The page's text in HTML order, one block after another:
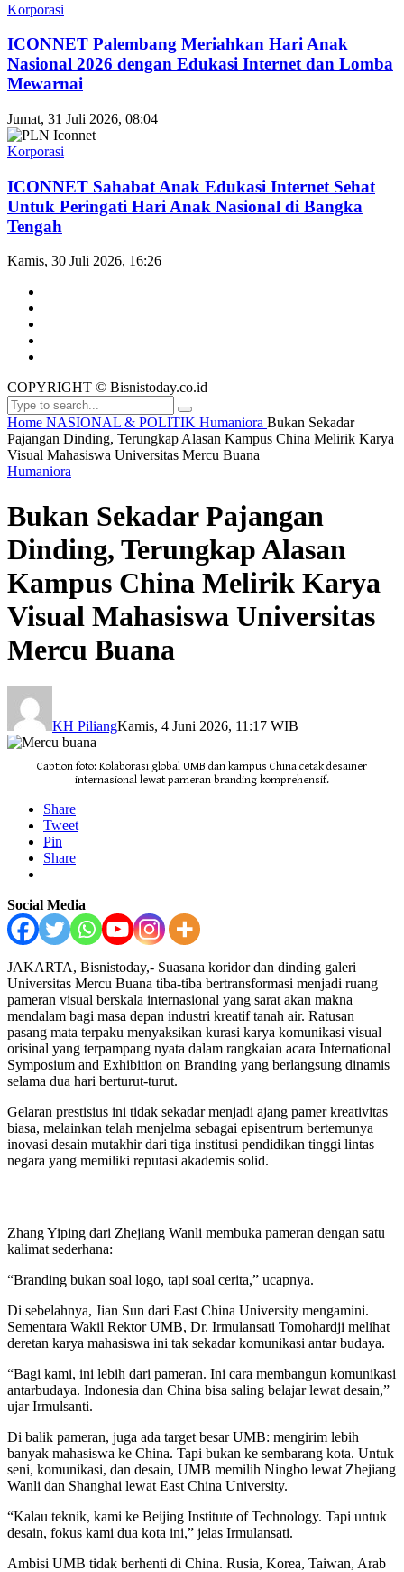
Korporasi
ICONNET Palembang Meriahkan Hari Anak
Nasional 2026 dengan Edukasi Internet dan Lomba
Mewarnai
Jumat, 31 Juli 2026, 08:04
Korporasi
ICONNET Sahabat Anak Edukasi Internet Sehat
Untuk Peringati Hari Anak Nasional di Bangka
Tengah
Kamis, 30 Juli 2026, 16:26
COPYRIGHT © Bisnistoday.co.id
Home NASIONAL & POLITIK Humaniora Bukan Sekadar
Pajangan Dinding, Terungkap Alasan Kampus China Melirik Karya
Visual Mahasiswa Universitas Mercu Buana
Humaniora
Bukan Sekadar Pajangan
Dinding, Terungkap Alasan
Kampus China Melirik Karya
Visual Mahasiswa Universitas
Mercu Buana
KH PiliangKamis, 4 Juni 2026, 11:17 WIB
Caption foto: Kolaborasi global UMB dan kampus China cetak desainer
internasional lewat pameran branding komprehensif.
Share
Tweet
Pin
Share
Social Media
JAKARTA, Bisnistoday,- Suasana koridor dan dinding galeri
Universitas Mercu Buana tiba-tiba bertransformasi menjadi ruang
pameran visual berskala internasional yang sarat akan makna
mendalam bagi masa depan industri kreatif tanah air. Ratusan
pasang mata terpaku menyaksikan kurasi karya komunikasi visual
orisinal yang terpampang nyata dalam rangkaian acara International
Symposium and Exhibition on Branding yang berlangsung dinamis
selama dua hari berturut-turut.
Gelaran prestisius ini tidak sekadar menjadi ajang pamer kreativitas
biasa, melainkan telah menjelma sebagai episentrum bertemunya
inovasi desain mutakhir dari tiga institusi pendidikan tinggi lintas
negara yang memiliki reputasi akademis solid.
Zhang Yiping dari Zhejiang Wanli membuka pameran dengan satu
kalimat sederhana:
“Branding bukan soal logo, tapi soal cerita,” ucapnya.
Di sebelahnya, Jian Sun dari East China University mengamini.
Sementara Wakil Rektor UMB, Dr. Irmulansati Tomohardji melihat
deretan karya mahasiswa ini tak sekadar komunikasi antar budaya.
“Bagi kami, ini lebih dari pameran. Ini cara membangun komunikasi
antarbudaya. Indonesia dan China bisa saling belajar lewat desain,”
ujar Irmulsanti.
Di balik pameran, juga ada target besar UMB: mengirim lebih
banyak mahasiswa ke China. Tapi bukan ke sembarang kota. Untuk
seni, komunikasi, dan desain, UMB memilih Ningbo lewat Zhejiang
Wanli dan Shanghai lewat East China University.
“Kalau teknik, kami ke Beijing Institute of Technology. Tapi untuk
desain, fokus kami dua kota ini,” jelas Irmulansati.
Ambisi UMB tidak berhenti di China. Rusia, Korea, Taiwan, Arab